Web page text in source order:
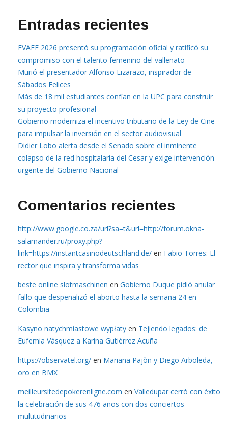
Entradas recientes
EVAFE 2026 presentó su programación oficial y ratificó su
compromiso con el talento femenino del vallenato
Murió el presentador Alfonso Lizarazo, inspirador de
Sábados Felices
Más de 18 mil estudiantes confían en la UPC para construir
su proyecto profesional
Gobierno moderniza el incentivo tributario de la Ley de Cine
para impulsar la inversión en el sector audiovisual
Didier Lobo alerta desde el Senado sobre el inminente
colapso de la red hospitalaria del Cesar y exige intervención
urgente del Gobierno Nacional
Comentarios recientes
http://www.google.co.za/url?sa=t&url=http://forum.okna-
salamander.ru/proxy.php?
link=https://instantcasinodeutschland.de/ en Fabio Torres: El
rector que inspira y transforma vidas
beste online slotmaschinen en Gobierno Duque pidió anular
fallo que despenalizó el aborto hasta la semana 24 en
Colombia
Kasyno natychmiastowe wypłaty en Tejiendo legados: de
Eufemia Vásquez a Karina Gutiérrez Acuña
https://observatel.org/ en Mariana Pajòn y Diego Arboleda,
oro en BMX
meilleursitedepokerenligne.com en Valledupar cerró con éxito
la celebración de sus 476 años con dos conciertos
multitudinarios